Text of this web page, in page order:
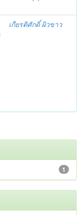
เกียรติศักดิ์ ผิวขาว
1